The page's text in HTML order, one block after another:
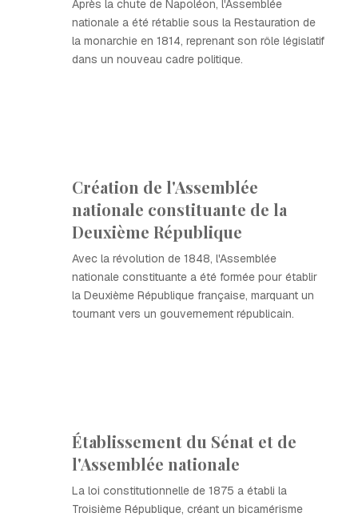
Après la chute de Napoléon, l'Assemblée
nationale a été rétablie sous la Restauration de
la monarchie en 1814, reprenant son rôle législatif
dans un nouveau cadre politique.
Création de l'Assemblée
nationale constituante de la
Deuxième République
Avec la révolution de 1848, l'Assemblée
nationale constituante a été formée pour établir
la Deuxième République française, marquant un
tournant vers un gouvernement républicain.
Établissement du Sénat et de
l'Assemblée nationale
La loi constitutionnelle de 1875 a établi la
Troisième République, créant un bicamérisme